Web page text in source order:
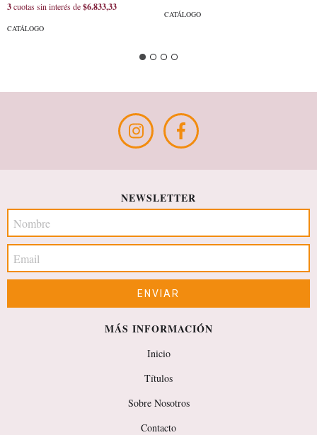
3cuotas sin interés de$6.833,33
CATÁLOGO
CATÁLOGO
NEWSLETTER
MÁS INFORMACIÓN
Inicio
Títulos
Sobre Nosotros
Contacto